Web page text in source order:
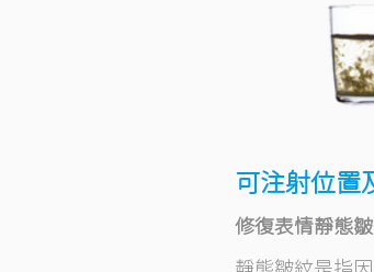
可注射位置
修復表情靜態皺